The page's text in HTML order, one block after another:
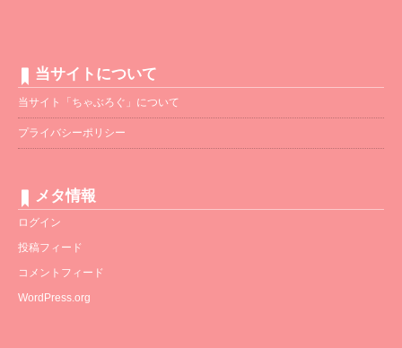
当サイトについて
当サイト「ちゃぶろぐ」について
プライバシーポリシー
メタ情報
ログイン
投稿フィード
コメントフィード
WordPress.org